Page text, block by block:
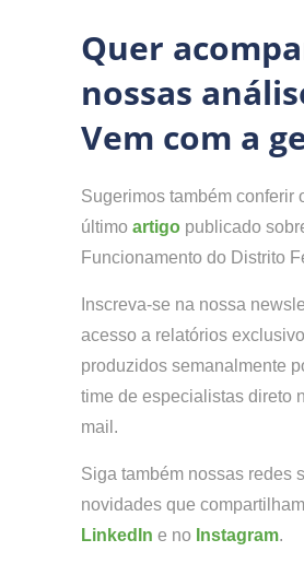
Quer
nossas
Vem com a
Sugerimos também conferir
último artigo publicado
Funcionamento do Distrito
Inscreva-se na nossa
acesso a relatórios
produzidos semanalmente
time de especialistas direto
mail.
Siga também nossas redes
novidades que
LinkedIn e no Instagram.